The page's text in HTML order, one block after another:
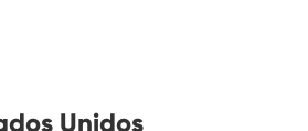
Unidos